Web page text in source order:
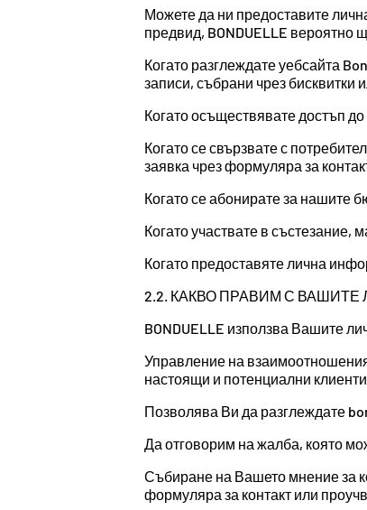
Можете да ни предоставите
предвид, BONDUELLE
Когато разглеждате уебсайта
записи, събрани чрез бисквитки
Когато осъществявате достъп
Когато се свързвате с
заявка чрез формуляра за
Когато се абонирате за нашите
Когато участвате в състезание,
Когато предоставяте лична
2.2. КАКВО ПРАВИМ С
BONDUELLE използва Вашите
Управление на
настоящи и потенциални
Позволява Ви да разглеждате
Да отговорим на жалба, която
Събиране на Вашето мнение за
формуляра за контакт или